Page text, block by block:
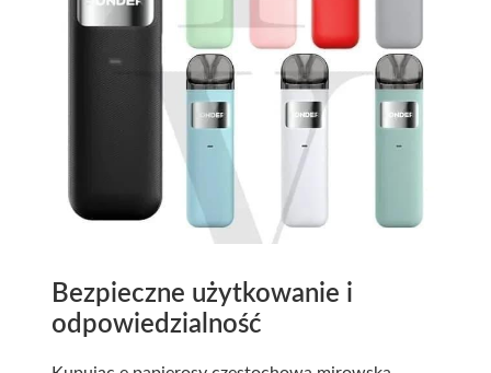
Bezpieczne użytkowanie i
odpowiedzialność